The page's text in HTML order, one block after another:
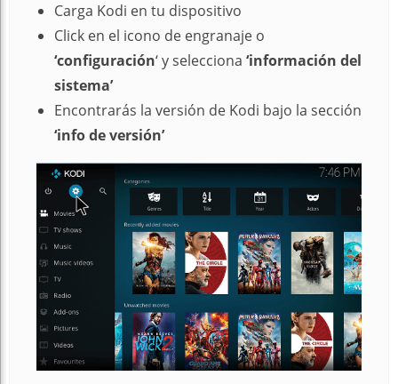
Carga Kodi en tu dispositivo
Click en el icono de engranaje o
‘configuración‘ y selecciona ‘información del
sistema’
Encontrarás la versión de Kodi bajo la sección
‘info de versión’